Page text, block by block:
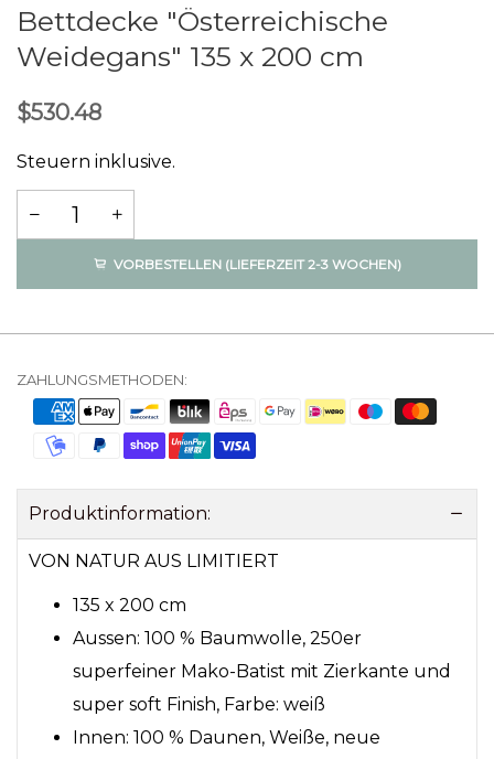
Bettdecke "Österreichische
Weidegans" 135 x 200 cm
$530.48
Steuern inklusive.
VORBESTELLEN (LIEFERZEIT 2-3 WOCHEN)
ZAHLUNGSMETHODEN:
Produktinformation:
VON NATUR AUS LIMITIERT
135 x 200 cm
Aussen: 100 % Baumwolle, 250er
superfeiner Mako-Batist mit Zierkante und
super soft Finish, Farbe: weiß
Innen: 100 % Daunen, Weiße, neue